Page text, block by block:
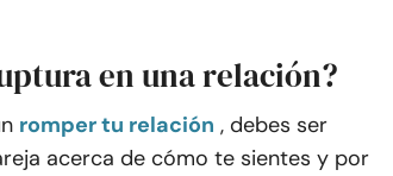
en una relación?
romper tu relación , debes ser
acerca de cómo te sientes y por